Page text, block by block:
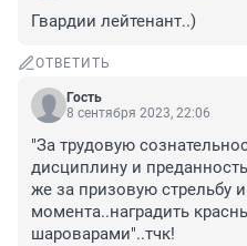
Гвардии лейтенант..)
ОТВЕТИТЬ
Гость
8 сентября 2023, 22:06
"За трудовую
дисциплину и
же за призовую стрельбу
момента..наградить
шароварами"..тчк!